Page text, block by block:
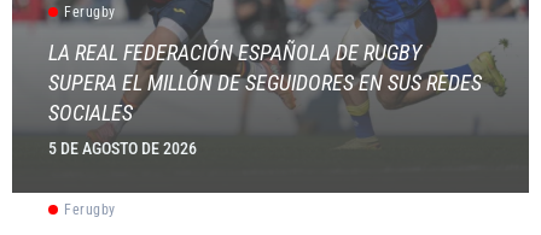
Ferugby
LA REAL FEDERACIÓN ESPAÑOLA DE RUGBY
SUPERA EL MILLÓN DE SEGUIDORES EN SUS REDES
SOCIALES
5 DE AGOSTO DE 2026
Ferugby